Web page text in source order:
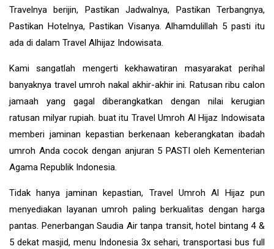
Travelnya berijin, Pastikan Jadwalnya, Pastikan Terbangnya,
Pastikan Hotelnya, Pastikan Visanya. Alhamdulillah 5 pasti itu
ada di dalam Travel Alhijaz Indowisata.
Kami sangatlah mengerti kekhawatiran masyarakat perihal
banyaknya travel umroh nakal akhir-akhir ini. Ratusan ribu calon
jamaah yang gagal diberangkatkan dengan nilai kerugian
ratusan milyar rupiah. buat itu Travel Umroh Al Hijaz Indowisata
memberi jaminan kepastian berkenaan keberangkatan ibadah
umroh Anda cocok dengan anjuran 5 PASTI oleh Kementerian
Agama Republik Indonesia.
Tidak hanya jaminan kepastian, Travel Umroh Al Hijaz pun
menyediakan layanan umroh paling berkualitas dengan harga
pantas. Penerbangan Saudia Air tanpa transit, hotel bintang 4 &
5 dekat masjid, menu Indonesia 3x sehari, transportasi bus full